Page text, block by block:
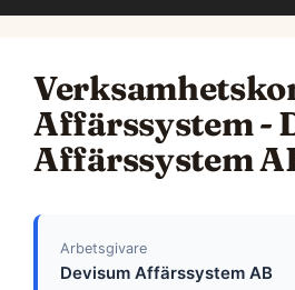
Affärssystem -
Affärssystem
Arbetsgivare
Devisum Affärssystem AB